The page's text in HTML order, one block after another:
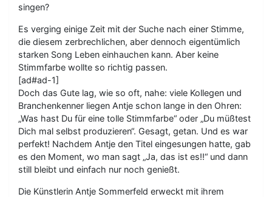
singen?
Es verging einige Zeit mit der Suche nach einer Stimme,
die diesem zerbrechlichen, aber dennoch eigentümlich
starken Song Leben einhauchen kann. Aber keine
Stimmfarbe wollte so richtig passen.
[ad#ad-1]
Doch das Gute lag, wie so oft, nahe: viele Kollegen und
Branchenkenner liegen Antje schon lange in den Ohren:
„Was hast Du für eine tolle Stimmfarbe“ oder „Du müßtest
Dich mal selbst produzieren“. Gesagt, getan. Und es war
perfekt! Nachdem Antje den Titel eingesungen hatte, gab
es den Moment, wo man sagt „Ja, das ist es!!“ und dann
still bleibt und einfach nur noch genießt.
Die Künstlerin Antje Sommerfeld erweckt mit ihrem